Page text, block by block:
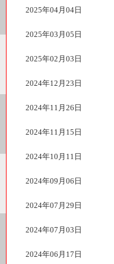
2025年04月04日
2025年03月05日
2025年02月03日
2024年12月23日
2024年11月26日
2024年11月15日
2024年10月11日
2024年09月06日
2024年07月29日
2024年07月03日
2024年06月17日